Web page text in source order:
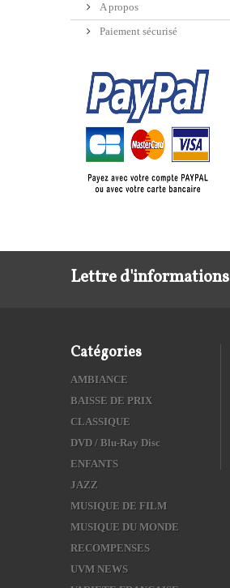
A propos
Paiement sécurisé
Lettre d'informations
Catégories
AMBIANCE
BAISSE DE PRIX
CLASSIQUE
DVD / Blu-Ray Disc
ENFANTS
JAZZ
MUSIQUE DE FILM
MUSIQUE DU MONDE
RECOMPENSES
UVM NEWS